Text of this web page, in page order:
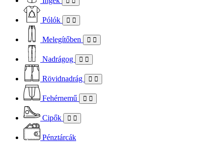
Pólók
Melegítőben
Nadrágog
Rövidnadrág
Fehérnemű
Cipők
Pénztárcák